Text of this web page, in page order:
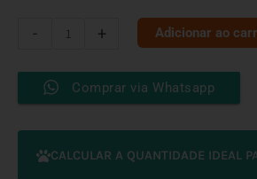
-
Casco
Bovino
2
und
+ Adicionar ao
Comprar via Whatsapp
CALCULAR A QUANTIDADE IDEAL